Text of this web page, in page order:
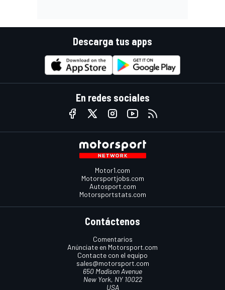
Descarga tus apps
En redes sociales
Motor1.com
Motorsportjobs.com
Autosport.com
Motorsportstats.com
Contáctenos
Comentarios
Anúnciate en Motorsport.com
Contacte con el equipo
sales@motorsport.com
650 Madison Avenue
New York, NY 10022
USA